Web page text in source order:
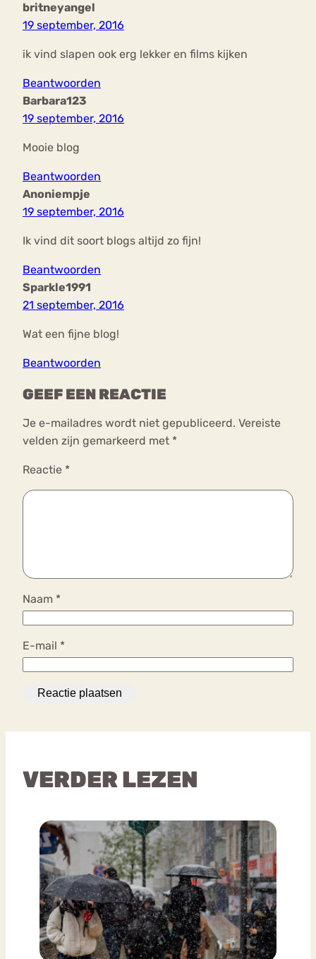
britneyangel
19 september, 2016
ik vind slapen ook erg lekker en films kijken
Beantwoorden
Barbara123
19 september, 2016
Mooie blog
Beantwoorden
Anoniempje
19 september, 2016
Ik vind dit soort blogs altijd zo fijn!
Beantwoorden
Sparkle1991
21 september, 2016
Wat een fijne blog!
Beantwoorden
GEEF EEN REACTIE
Je e-mailadres wordt niet gepubliceerd. Vereiste
velden zijn gemarkeerd met *
Reactie *
Naam *
E-mail *
VERDER LEZEN